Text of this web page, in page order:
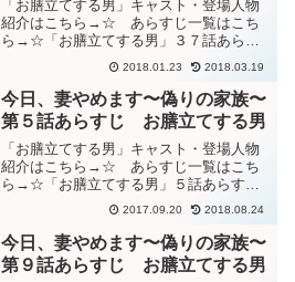
「お膳立てする男」キャスト・登場人物
紹介はこちら→☆ あらすじ一覧はこち
ら→☆「お膳立てする男」３７話あらす
じ幼い自身の写真と”キム・ウンジョ”とい
う名札を眺め、これが自身の本名なのか
と考えるケビン会長。駅に置き去りにし
てしまったヨンジュの...
2018.01.23 2018.03.19
今日、妻やめます〜偽りの家族〜
第５話あらすじ お膳立てする男
「お膳立てする男」キャスト・登場人物
紹介はこちら→☆ あらすじ一覧はこち
ら→☆「お膳立てする男」５話あらすじ
ずっと自分勝手に生きてきて、兄夫婦も
死なせるようにした母ソニョンが現れ、
不安に思うジョンド。ジョンドから話を
聞き、ファヨンも不安にな...
2017.09.20 2018.08.24
今日、妻やめます〜偽りの家族〜
第９話あらすじ お膳立てする男